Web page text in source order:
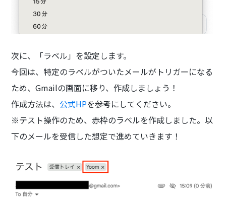
次に、「ラベル」を設定します。
今回は、特定のラベルがついたメールがトリガーになる
ため、Gmailの画面に移り、作成しましょう！
作成方法は、 公式HPを参考にしてください。
※テスト操作のため、赤枠のラベルを作成しました。以
下のメールを受信した想定で進めていきます！